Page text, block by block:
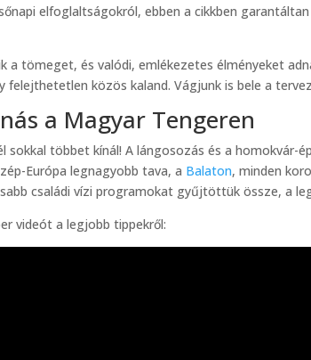
elfoglaltságokról, ebben a cikkben
tömeget, és valódi, emlékezetes élményeket
közös kaland. Vágjunk is bele a
a Magyar Tengeren
többet kínál! A lángosozás és a homokvár-
Európa legnagyobb tava, a Balaton, minden
családi vízi programokat gyűjtöttük össze, a
videót a legjobb tippekről: